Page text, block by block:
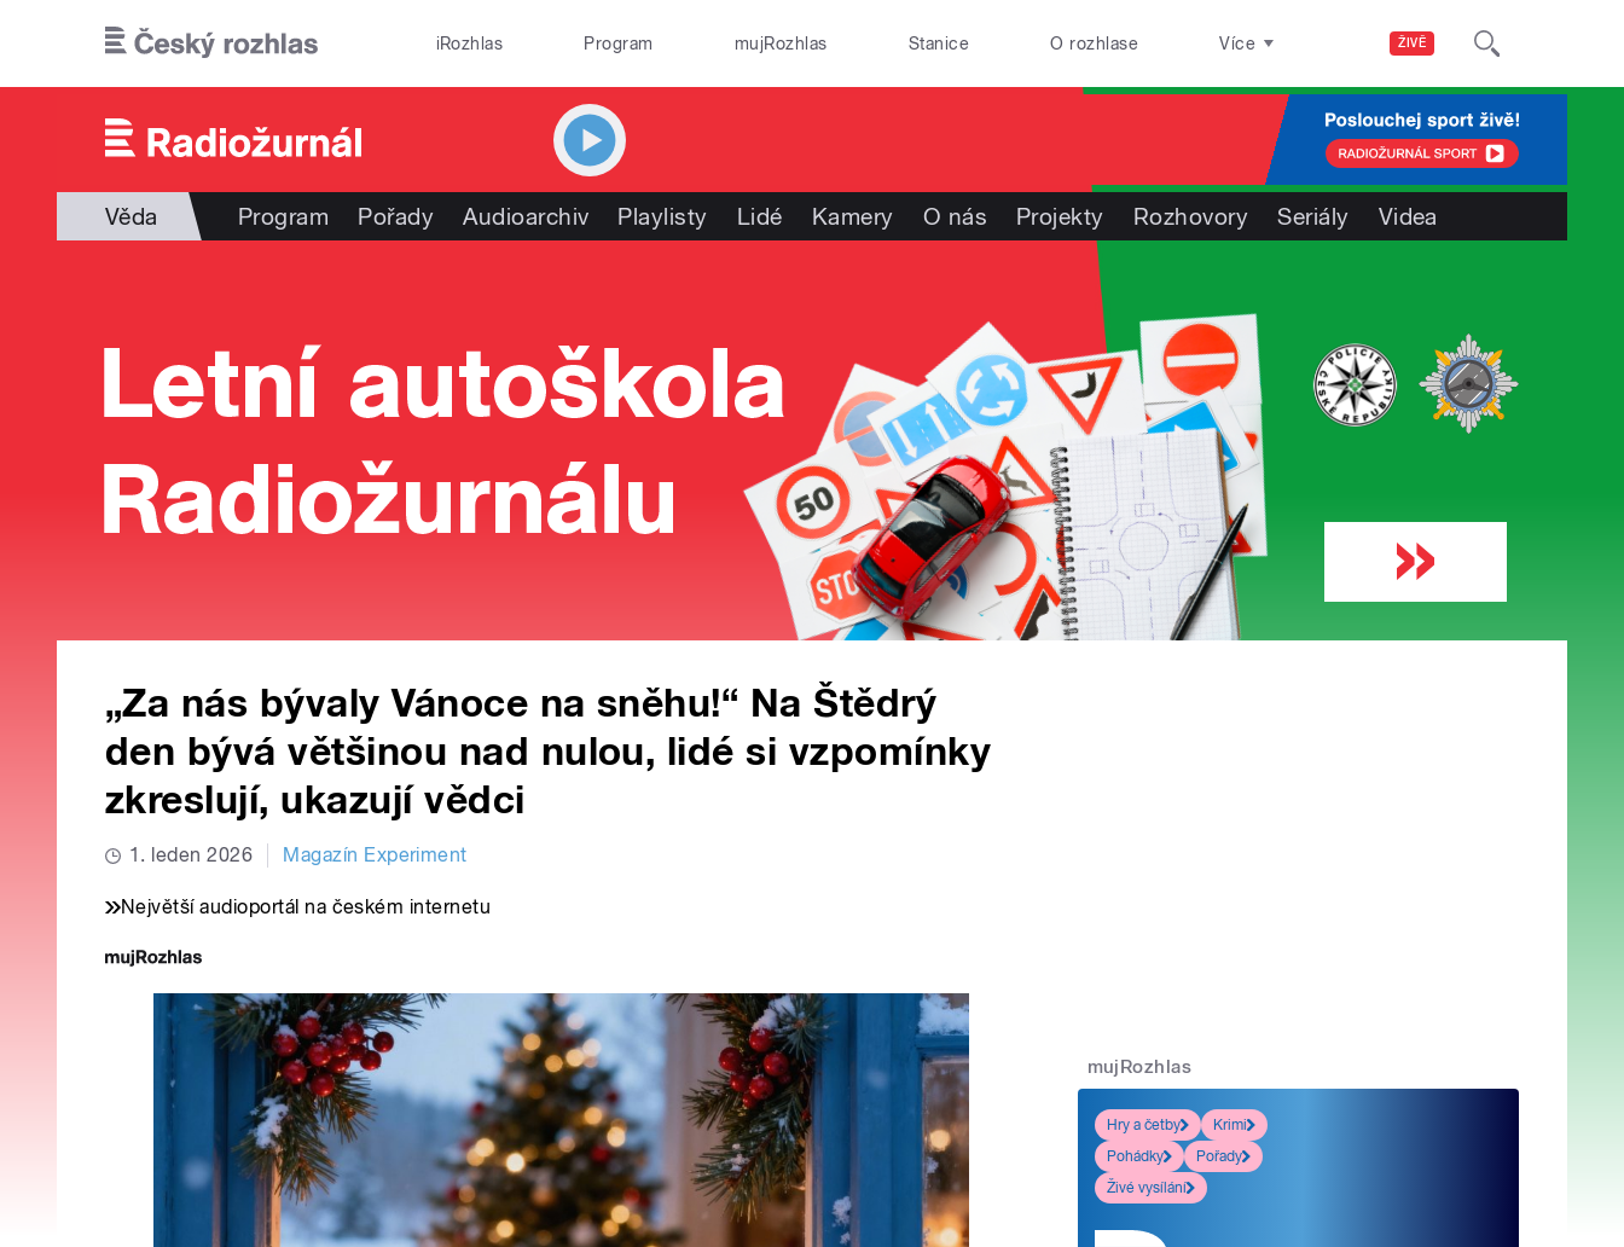
ŽIVĚ
iRozhlas Program mujRozhlas Stanice O rozhlase Více
Věda Program Pořady Audioarchiv Playlisty Lidé Kamery O nás Projekty Rozhovory Seriály Videa
„Za nás bývaly Vánoce na sněhu!“ Na Štědrý
den bývá většinou nad nulou, lidé si vzpomínky
zkreslují, ukazují vědci
1. leden 2026 Magazín Experiment
Největší audioportál na českém internetu
mujRozhlas
Hry a četby
Krimi
Pohádky
Pořady
Živé vysílání